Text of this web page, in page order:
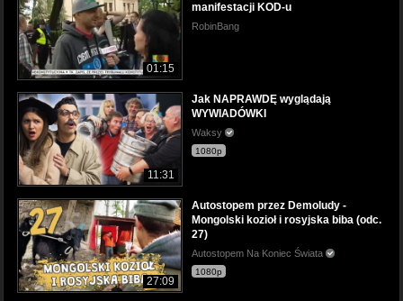
01:15
manifestacji KOD-u
RobinBang
11:31
Jak NAPRAWDĘ wyglądają
WYWIADÓWKI
Waksy
1080p
27:09
Autostopem przez Demoludy -
Mongolski kozioł i rosyjska biba (odc.
27)
Autostopem Na Koniec Świata
1080p